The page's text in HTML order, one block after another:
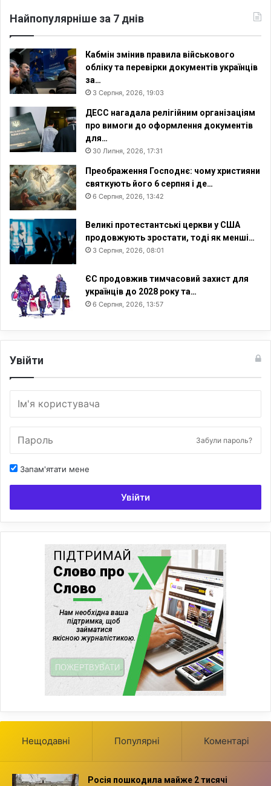
Найпопулярніше за 7 днів
Кабмін змінив правила військового
обліку та перевірки документів українців
за…
3 Серпня, 2026, 19:03
ДЕСС нагадала релігійним організаціям
про вимоги до оформлення документів
для…
30 Липня, 2026, 17:31
Преображення Господнє: чому християни
святкують його 6 серпня і де…
6 Серпня, 2026, 13:42
Великі протестантські церкви у США
продовжують зростати, тоді як менші…
3 Серпня, 2026, 08:01
ЄС продовжив тимчасовий захист для
українців до 2028 року та…
6 Серпня, 2026, 13:57
Увійти
Забули пароль?
Запам'ятати мене
Увійти
Нещодавні Популярні Коментарі
Росія пошкодила майже 2 тисячі